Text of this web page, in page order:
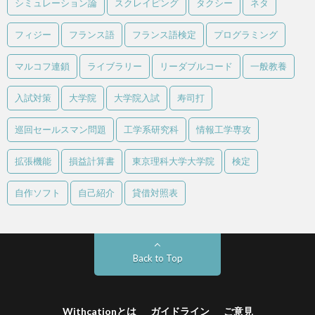
シミュレーション論 スクレイピング タクシー ネタ
フィジー フランス語 フランス語検定 プログラミング
マルコフ連鎖 ライブラリー リーダブルコード 一般教養
入試対策 大学院 大学院入試 寿司打
巡回セールスマン問題 工学系研究科 情報工学専攻
拡張機能 損益計算書 東京理科大学大学院 検定
自作ソフト 自己紹介 貸借対照表
Back to Top
Withcationとは ガイドライン ご意見